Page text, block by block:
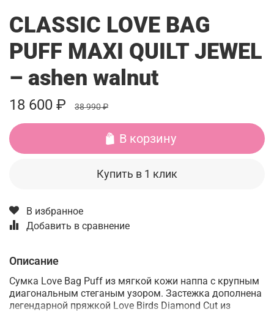
CLASSIC LOVE BAG
PUFF MAXI QUILT JEWEL
– ashen walnut
18 600 ₽ 38 990 ₽
В корзину
Купить в 1 клик
В избранное
Добавить в сравнение
Описание
Сумка Love Bag Puff из мягкой кожи наппа с крупным
диагональным стеганым узором. Застежка дополнена
легендарной пряжкой Love Birds Diamond Cut из